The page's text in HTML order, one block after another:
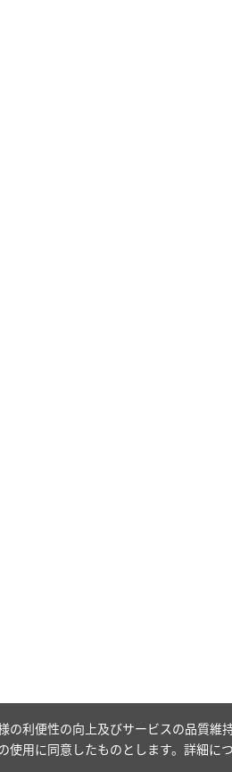
の利便性の向上及びサービスの品質
使用に同意したものとします。詳細